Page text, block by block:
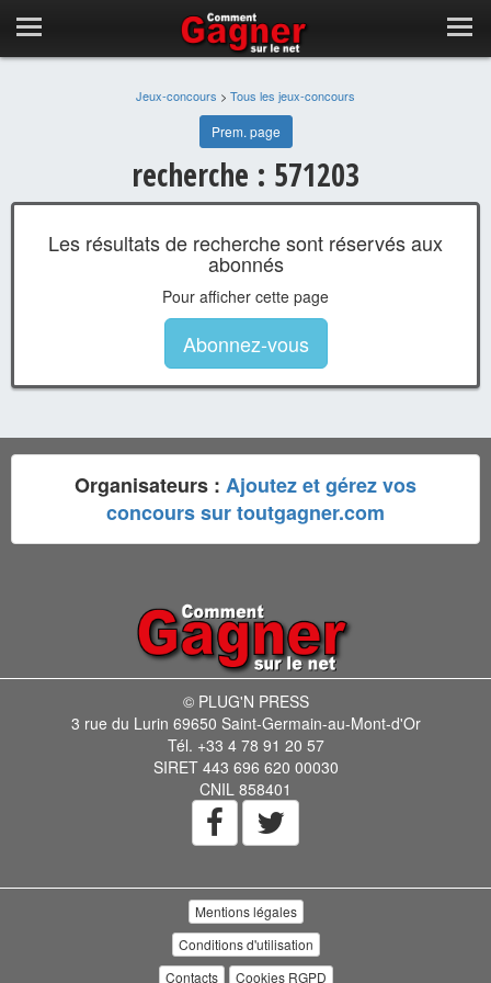
Jeux-concours > Tous les jeux-concours
Prem. page
recherche : 571203
Les résultats de recherche sont réservés aux
abonnés
Pour afficher cette page
Abonnez-vous
Organisateurs : Ajoutez et gérez vos
concours sur toutgagner.com
© PLUG'N PRESS
3 rue du Lurin 69650 Saint-Germain-au-Mont-d'Or
Tél. +33 4 78 91 20 57
SIRET 443 696 620 00030
CNIL 858401
Mentions légales
Conditions d'utilisation
Contacts
Cookies RGPD